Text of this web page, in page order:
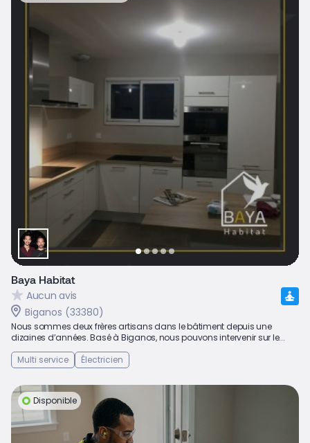
Baya Habitat
Aucun avis
Biganos (33380)
Nous sommes deux frères artisans dans le bâtiment depuis une
dizaines d’années. Basé à Biganos, nous pouvons intervenir sur le...
Multi service
Électricien
Disponible